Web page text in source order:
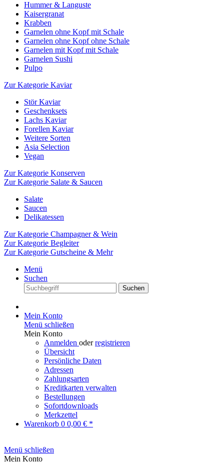
Hummer & Languste
Kaisergranat
Krabben
Garnelen ohne Kopf mit Schale
Garnelen ohne Kopf ohne Schale
Garnelen mit Kopf mit Schale
Garnelen Sushi
Pulpo
Zur Kategorie Kaviar
Stör Kaviar
Geschenksets
Lachs Kaviar
Forellen Kaviar
Weitere Sorten
Asia Selection
Vegan
Zur Kategorie Konserven
Zur Kategorie Salate & Saucen
Salate
Saucen
Delikatessen
Zur Kategorie Champagner & Wein
Zur Kategorie Begleiter
Zur Kategorie Gutscheine & Mehr
Menü
Suchen
Suchen
Mein Konto
Menü schließen
Mein Konto
Anmelden oderregistrieren
Übersicht
Persönliche Daten
Adressen
Zahlungsarten
Kreditkarten verwalten
Bestellungen
Sofortdownloads
Merkzettel
Warenkorb 0 0,00 € *
Menü schließen
Mein Konto